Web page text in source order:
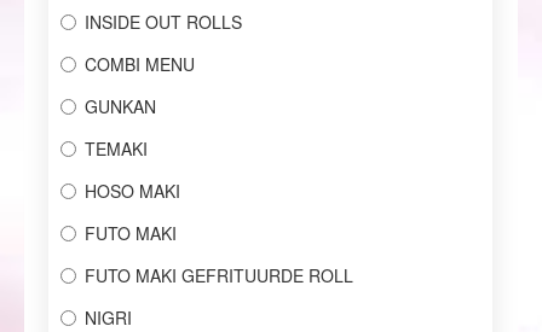
INSIDE OUT ROLLS
COMBI MENU
GUNKAN
TEMAKI
HOSO MAKI
FUTO MAKI
FUTO MAKI GEFRITUURDE ROLL
NIGRI